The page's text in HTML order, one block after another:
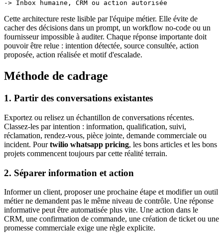
Cette architecture reste lisible par l'équipe métier. Elle évite de
cacher des décisions dans un prompt, un workflow no-code ou un
fournisseur impossible à auditer. Chaque réponse importante doit
pouvoir être relue : intention détectée, source consultée, action
proposée, action réalisée et motif d'escalade.
Méthode de cadrage
1. Partir des conversations existantes
Exportez ou relisez un échantillon de conversations récentes.
Classez-les par intention : information, qualification, suivi,
réclamation, rendez-vous, pièce jointe, demande commerciale ou
incident. Pourtwilio whatsapp pricing, les bons articles et les bons
projets commencent toujours par cette réalité terrain.
2. Séparer information et action
Informer un client, proposer une prochaine étape et modifier un outil
métier ne demandent pas le même niveau de contrôle. Une réponse
informative peut être automatisée plus vite. Une action dans le
CRM, une confirmation de commande, une création de ticket ou une
promesse commerciale exige une règle explicite.